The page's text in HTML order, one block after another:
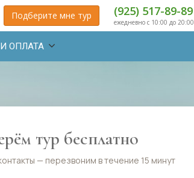
Подберите мне тур (925) 517-89-89
ежедневно с 10:00 до 20:00
ОПЛАТА
тур бесплатно
— перезвоним в течение 15 минут